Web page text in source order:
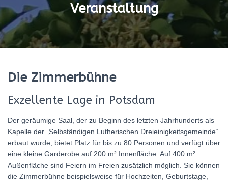
Veranstaltung
Die Zimmerbühne
Exzellente Lage in Potsdam
Der geräumige Saal, der zu Beginn des letzten Jahrhunderts als
Kapelle der „Selbständigen Lutherischen Dreieinigkeitsgemeinde“
erbaut wurde, bietet Platz für bis zu 80 Personen und verfügt über
eine kleine Garderobe auf 200 m² Innenfläche. Auf 400 m²
Außenfläche sind Feiern im Freien zusätzlich möglich. Sie können
die Zimmerbühne beispielsweise für Hochzeiten, Geburtstage,